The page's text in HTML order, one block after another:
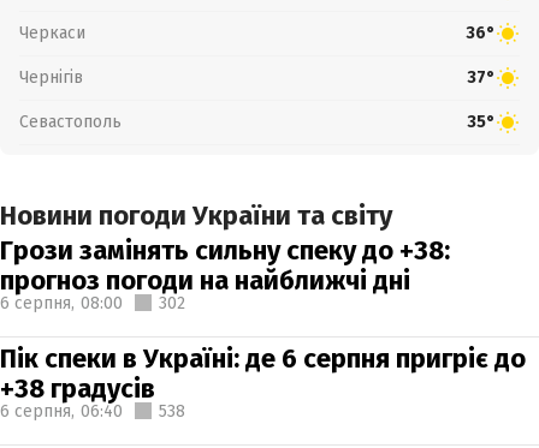
Черкаси 36°
Чернігів 37°
Севастополь 35°
Новини погоди України та світу
Грози замінять сильну спеку до +38:
прогноз погоди на найближчі дні
6 серпня, 08:00 302
Пік спеки в Україні: де 6 серпня пригріє до
+38 градусів
6 серпня, 06:40 538